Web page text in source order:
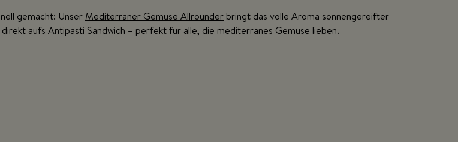
gemacht: Unser Mediterraner Gemüse Allrounder bringt das volle Aroma sonnengereifter
aufs Antipasti Sandwich – perfekt für alle, die mediterranes Gemüse lieben.